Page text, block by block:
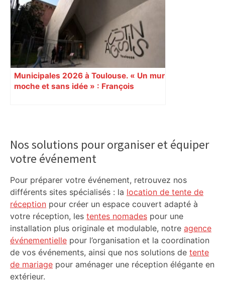
Municipales 2026 à Toulouse. « Un mur
moche et sans idée » : François
Sidebar
Nos solutions pour organiser et équiper
votre événement
Pour préparer votre événement, retrouvez nos
différents sites spécialisés : la location de tente de
réception pour créer un espace couvert adapté à
votre réception, les tentes nomades pour une
installation plus originale et modulable, notre agence
événementielle pour l’organisation et la coordination
de vos événements, ainsi que nos solutions de tente
de mariage pour aménager une réception élégante en
extérieur.